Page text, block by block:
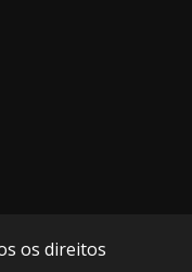
os direitos